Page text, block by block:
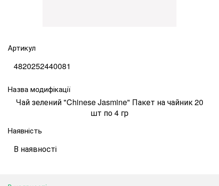
Артикул
4820252440081
Назва модифікації
Чай зелений "Chinese Jasmine" Пакет на чайник 20
шт по 4 гр
Наявність
В наявності